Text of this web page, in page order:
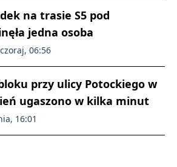
na trasie S5 pod
jedna osoba
06:56
przy ulicy Potockiego w
ugaszono w kilka minut
16:01